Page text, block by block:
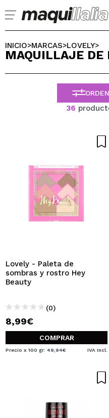
Ya soy #maquilover,
No tengo cuenta aquí
tus compras rápidamente,
pedidos y consultar tus
INICIO>MARCAS>LOVELY>
MAQUILLAJE DE
36
Lovely - Paleta de
sombras y rostro Hey
Beauty
(0)
8,99€
COMPRAR
Precio x 100 gr: 49,94€ IVA Incl.